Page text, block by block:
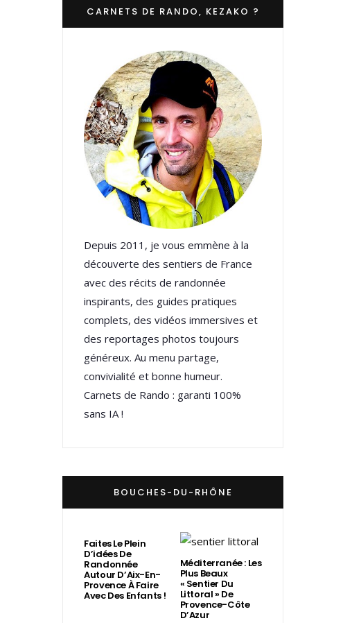
CARNETS DE RANDO, KEZAKO ?
Depuis 2011, je vous emmène à la
découverte des sentiers de France
avec des récits de randonnée
inspirants, des guides pratiques
complets, des vidéos immersives et
des reportages photos toujours
généreux. Au menu partage,
convivialité et bonne humeur.
Carnets de Rando : garanti 100%
sans IA !
BOUCHES-DU-RHÔNE
Faites Le Plein
D’idées De
Randonnée
Autour D’Aix-En-
Provence À Faire
Avec Des Enfants !
Méditerranée : Les
Plus Beaux
« Sentier Du
Littoral » De
Provence-Côte
D’Azur